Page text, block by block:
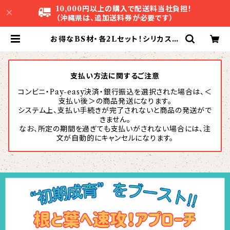
10,000円以上の購入で配送料当社負担！
（沖縄県は、追加送料券が必要です）
お得なBS材・各2Lセット！シリカスタ
社アグリスタ
支払い方法に関するご注意
コンビニ・Pay-easy決済・銀行振込を選択された場合は、＜
支払い後＞の商品発送になります。
システム上、支払い手続きが完了されないと商品の発送がで
きません。
なお、所定の期間を過ぎても支払いがされない場合には、注
文が自動的にキャンセルになります。